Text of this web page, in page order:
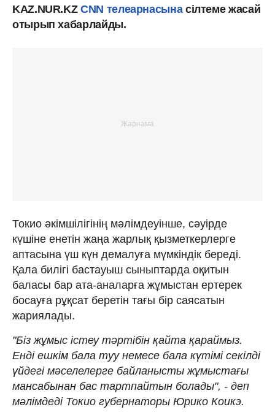
KAZ.NUR.KZCNN телеарнасынасілтеме жасай
отырып хабарлайды.
Токио әкімшілігінің мәлімдеуінше, сәуірде
күшіне енетін жаңа жарлық қызметкерлерге
аптасына үш күн демалуға мүмкіндік береді.
Қала билігі бастауыш сыныптарда оқитын
баласы бар ата-аналарға жұмыстан ертерек
босауға рұқсат беретін тағы бір саясатын
жариялады.
"Біз жұмыс істеу тәртібін қайта қараймыз.
Енді ешкім бала туу немесе бала күтімі секілді
үйдегі мәселелерге байланысты жұмыстағы
мансабынан бас тартпайтын болады", - деп
мәлімдеді Токио губернаторы Юрико Коикэ.